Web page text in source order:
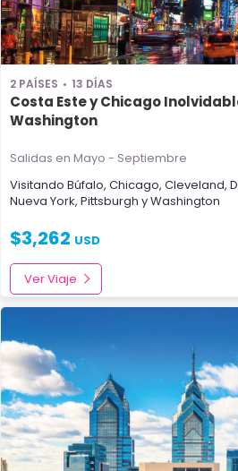
2 PAÍSES 13 DÍAS
Costa Este y Chicago
Washington
Salidas en Mayo - Septiembre
Visitando Búfalo, Chicago, Cleveland,
Nueva York, Pittsburgh yWashington
$3,262 USD
Ver Viaje